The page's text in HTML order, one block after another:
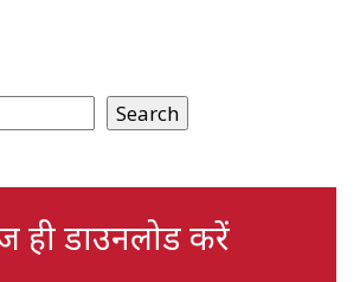
Search
डाउनलोड करें